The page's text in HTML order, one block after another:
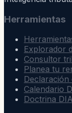
Herramientas
Explorador
Consultor
Planea tu
Declaración
Calendario
Doctrina